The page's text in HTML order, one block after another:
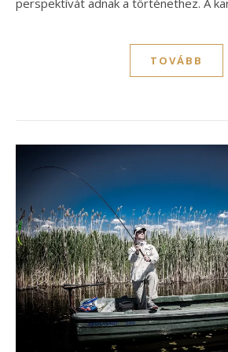
perspektívát adnak a történethez. A
TOVÁBB